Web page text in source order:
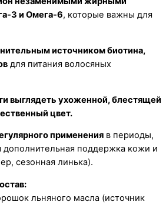
3 и Омега-6, которые важны для
источником биотина,
для питания волосяных
выглядеть ухоженной, блестящей
цвет.
применения в периоды,
дополнительная поддержка кожи и
сезонная линька).
льняного масла (источник